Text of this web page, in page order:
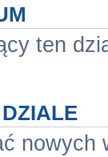
ten
nowych